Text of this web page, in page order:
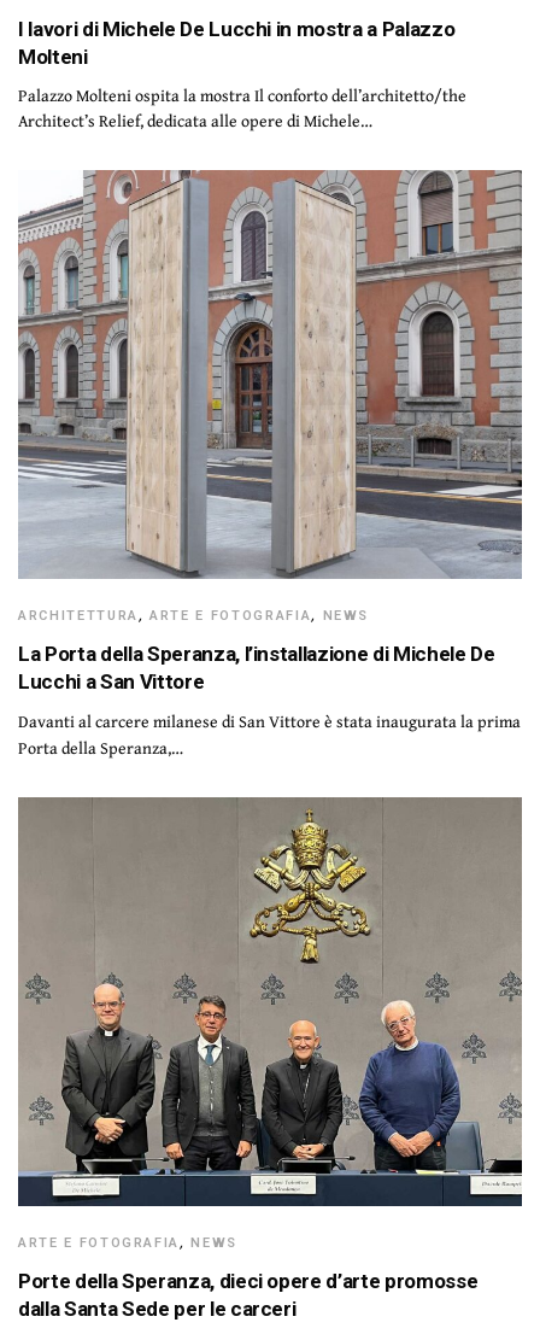
I lavori di Michele De Lucchi in mostra a Palazzo
Molteni
Palazzo Molteni ospita la mostra Il conforto dell’architetto/the
Architect’s Relief, dedicata alle opere di Michele…
ARCHITETTURA,ARTE E FOTOGRAFIA, NEWS
La Porta della Speranza, l’installazione di Michele De
Lucchi a San Vittore
Davanti al carcere milanese di San Vittore è stata inaugurata la prima
Porta della Speranza,…
ARTE E FOTOGRAFIA ,NEWS
Porte della Speranza, dieci opere d’arte promosse
dalla Santa Sede per le carceri